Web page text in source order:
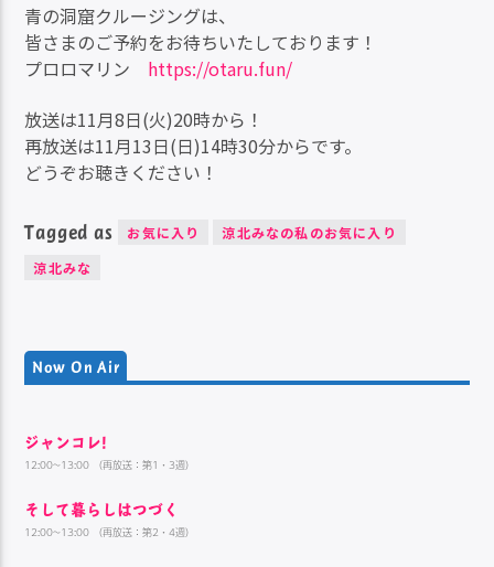
青の洞窟クルージングは、
皆さまのご予約をお待ちいたしております！
プロロマリン https://otaru.fun/
放送は11月8日(火)20時から！
再放送は11月13日(日)14時30分からです。
どうぞお聴きください！
Tagged as お気に入り
涼北みなの私のお気に入り
涼北みな
Now On Air
ジャンコレ!
12:00~13:00 （再放送：第1・3週）
そして暮らしはつづく
12:00~13:00 （再放送：第2・4週）